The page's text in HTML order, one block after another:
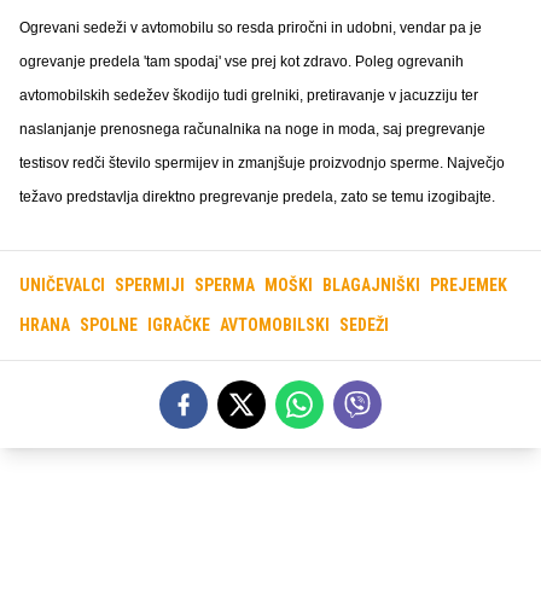
Ogrevani sedeži v avtomobilu so resda priročni in udobni, vendar pa je
ogrevanje predela 'tam spodaj' vse prej kot zdravo. Poleg ogrevanih
avtomobilskih sedežev škodijo tudi grelniki, pretiravanje v jacuzziju ter
naslanjanje prenosnega računalnika na noge in moda, saj pregrevanje
testisov redči število spermijev in zmanjšuje proizvodnjo sperme. Največjo
težavo predstavlja direktno pregrevanje predela, zato se temu izogibajte.
UNIČEVALCI SPERMIJI SPERMA MOŠKI BLAGAJNIŠKI PREJEMEK
HRANA SPOLNE IGRAČKE AVTOMOBILSKI SEDEŽI